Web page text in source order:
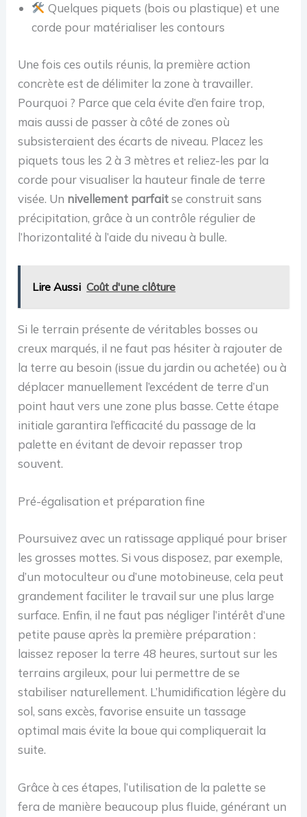
Quelques piquets (bois ou plastique) et une
corde pour matérialiser les contours
Une fois ces outils réunis, la première action
concrète est de délimiter la zone à travailler.
Pourquoi ? Parce que cela évite d’en faire trop,
mais aussi de passer à côté de zones où
subsisteraient des écarts de niveau. Placez les
piquets tous les 2 à 3 mètres et reliez-les par la
corde pour visualiser la hauteur finale de terre
visée. Un nivellement parfaitse construit sans
précipitation, grâce à un contrôle régulier de
l’horizontalité à l’aide du niveau à bulle.
Lire Aussi Coût d'une clôture
Si le terrain présente de véritables bosses ou
creux marqués, il ne faut pas hésiter à rajouter de
la terre au besoin (issue du jardin ou achetée) ou à
déplacer manuellement l’excédent de terre d’un
point haut vers une zone plus basse. Cette étape
initiale garantira l’efficacité du passage de la
palette en évitant de devoir repasser trop
souvent.
Pré-égalisation et préparation fine
Poursuivez avec un ratissage appliqué pour briser
les grosses mottes. Si vous disposez, par exemple,
d’un motoculteur ou d’une motobineuse, cela peut
grandement faciliter le travail sur une plus large
surface. Enfin, il ne faut pas négliger l’intérêt d’une
petite pause après la première préparation :
laissez reposer la terre 48 heures, surtout sur les
terrains argileux, pour lui permettre de se
stabiliser naturellement. L’humidification légère du
sol, sans excès, favorise ensuite un tassage
optimal mais évite la boue qui compliquerait la
suite.
Grâce à ces étapes, l’utilisation de la palette se
fera de manière beaucoup plus fluide, générant un